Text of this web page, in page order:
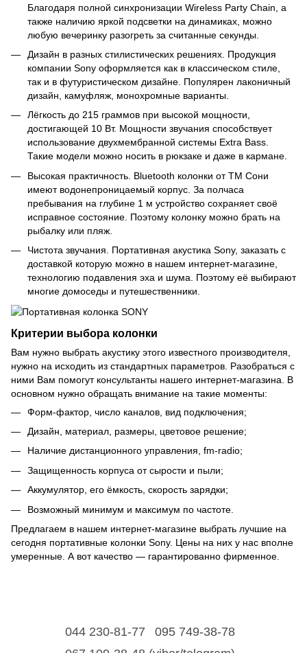
Благодаря полной синхронизации Wireless Party Chain, а
также наличию яркой подсветки на динамиках, можно
любую вечеринку разогреть за считанные секунды.
Дизайн в разных стилистических решениях. Продукция
компании Sony оформляется как в классическом стиле,
так и в футуристическом дизайне. Популярен лаконичный
дизайн, камуфляж, монохромные варианты.
Лёгкость до 215 граммов при высокой мощности,
достигающей 10 Вт. Мощности звучания способствует
использование двухмембранной системы Extra Bass.
Такие модели можно носить в рюкзаке и даже в кармане.
Высокая практичность. Bluetooth колонки от ТМ Сони
имеют водонепроницаемый корпус. За полчаса
пребывания на глубине 1 м устройство сохраняет своё
исправное состояние. Поэтому колонку можно брать на
рыбалку или пляж.
Чистота звучания. Портативная акустика Sony, заказать с
доставкой которую можно в нашем интернет-магазине,
технологию подавления эха и шума. Поэтому её выбирают
многие домоседы и путешественники.
Критерии выбора колонки
Вам нужно выбрать акустику этого известного производителя,
нужно на исходить из стандартных параметров. Разобраться с
ними Вам помогут консультанты нашего интернет-магазина. В
основном нужно обращать внимание на такие моменты:
Форм-фактор, число каналов, вид подключения;
Дизайн, материал, размеры, цветовое решение;
Наличие дистанционного управления, fm-radio;
Защищенность корпуса от сырости и пыли;
Аккумулятор, его ёмкость, скорость зарядки;
Возможный минимум и максимум по частоте.
Предлагаем в нашем интернет-магазине выбрать лучшие на
сегодня портативные колонки Sony. Цены на них у нас вполне
умеренные. А вот качество — гарантированно фирменное.
044 230-81-77
095 749-38-78